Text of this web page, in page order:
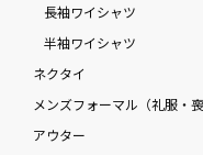
長袖ワイシャツ
半袖ワイシャツ
ネクタイ
メンズフォーマル（礼服・喪
アウター